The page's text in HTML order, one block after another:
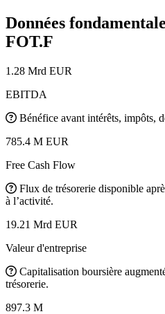
Données
FOT.F
1.28 Mrd EUR
EBITDA
Bénéfice avant intérêts, impôts,
785.4 M EUR
Free Cash Flow
Flux de trésorerie disponible
à l’activité.
19.21 Mrd EUR
Valeur d'entreprise
Capitalisation boursière
trésorerie.
897.3 M